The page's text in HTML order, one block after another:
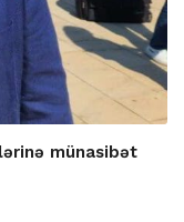
münasibət